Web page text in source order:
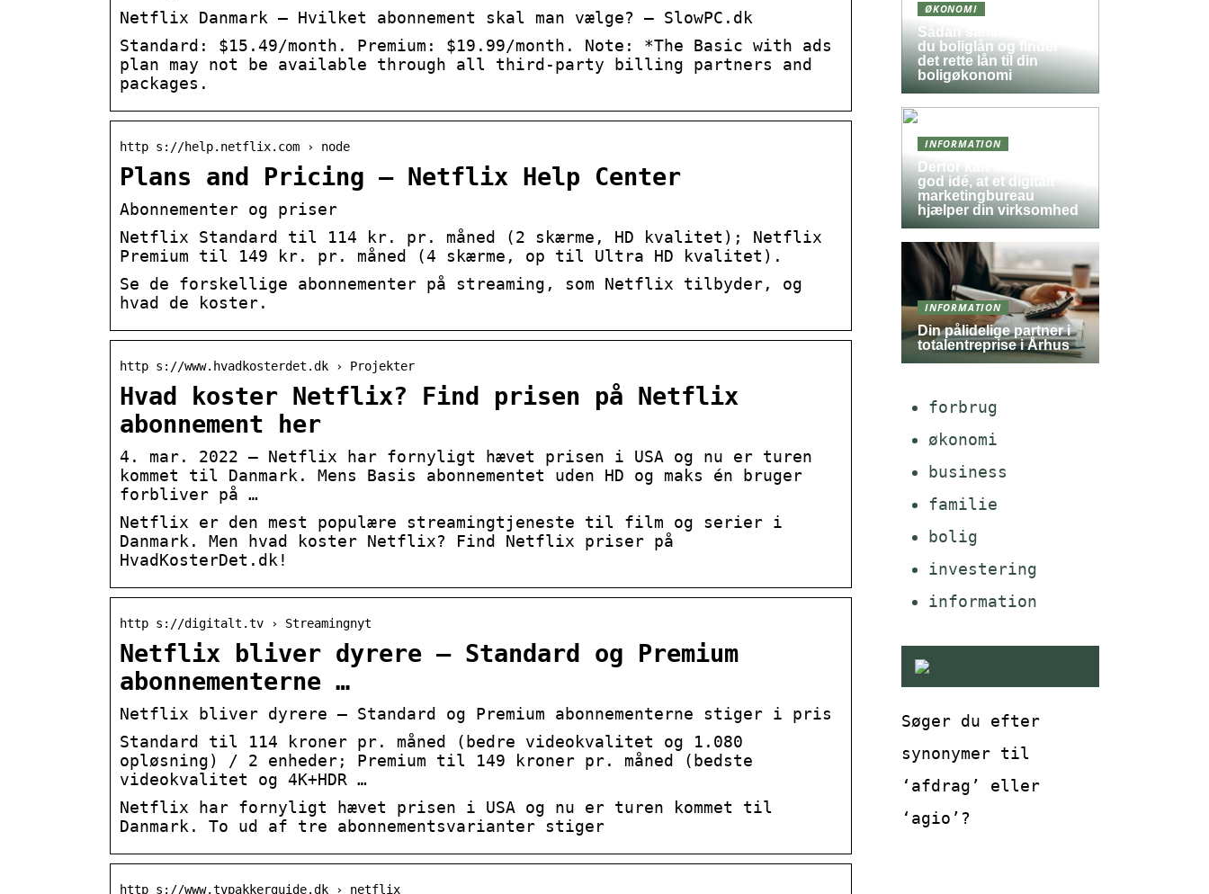
Netflix Danmark – Hvilket abonnement skal man vælge? – SlowPC.dk
Standard: $15.49/month. Premium: $19.99/month. Note: *The Basic with ads
plan may not be available through all third-party billing partners and
packages.
http s://help.netflix.com › node
Plans and Pricing – Netflix Help Center
Abonnementer og priser
Netflix Standard til 114 kr. pr. måned (2 skærme, HD kvalitet); Netflix
Premium til 149 kr. pr. måned (4 skærme, op til Ultra HD kvalitet).
Se de forskellige abonnementer på streaming, som Netflix tilbyder, og
hvad de koster.
http s://www.hvadkosterdet.dk › Projekter
Hvad koster Netflix? Find prisen på Netflix
abonnement her
4. mar. 2022 — Netflix har fornyligt hævet prisen i USA og nu er turen
kommet til Danmark. Mens Basis abonnementet uden HD og maks én bruger
forbliver på …
Netflix er den mest populære streamingtjeneste til film og serier i
Danmark. Men hvad koster Netflix? Find Netflix priser på
HvadKosterDet.dk!
http s://digitalt.tv › Streamingnyt
Netflix bliver dyrere – Standard og Premium
abonnementerne …
Netflix bliver dyrere – Standard og Premium abonnementerne stiger i pris
Standard til 114 kroner pr. måned (bedre videokvalitet og 1.080
opløsning) / 2 enheder; Premium til 149 kroner pr. måned (bedste
videokvalitet og 4K+HDR …
Netflix har fornyligt hævet prisen i USA og nu er turen kommet til
Danmark. To ud af tre abonnementsvarianter stiger
http s://www.tvpakkerguide.dk › netflix
ØKONOMI
Sådan sammenligner
du boliglån og finder
det rette lån til din
boligøkonomi
INFORMATION
Derfor kan det være en
god idé, at et digitalt
marketingbureau
hjælper din virksomhed
INFORMATION
Din pålidelige partner i
totalentreprise i Århus
forbrug
økonomi
business
familie
bolig
investering
information
Søger du efter
synonymer til
‘afdrag’ eller
‘agio’?